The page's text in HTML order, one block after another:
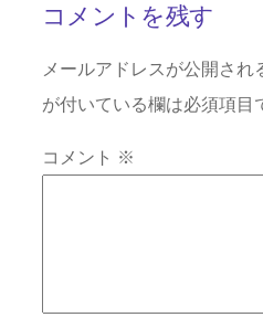
コメントを残す
メールアドレスが公開され
が付いている欄は必須項目
コメント ※